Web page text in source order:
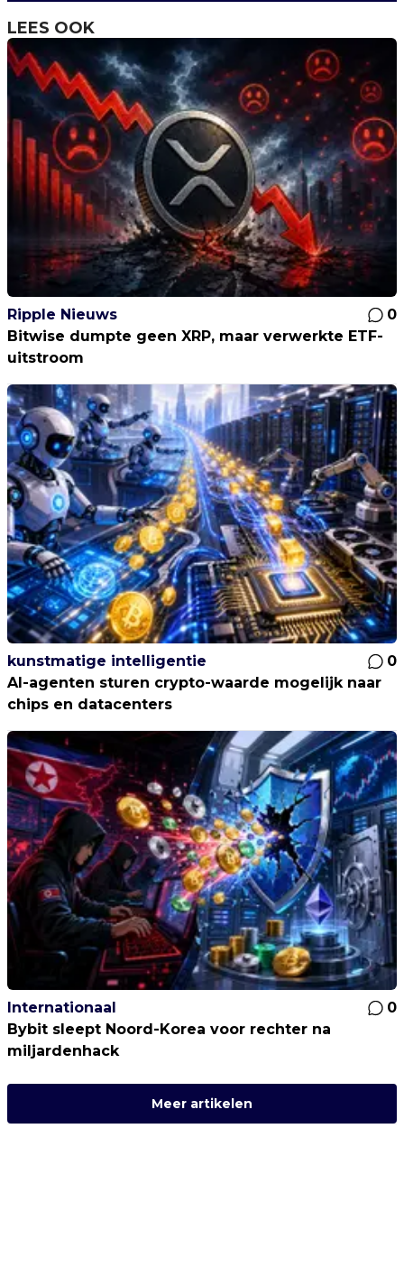
LEES OOK
Ripple Nieuws
0
Bitwise dumpte geen XRP, maar verwerkte ETF-
uitstroom
kunstmatige intelligentie
0
AI-agenten sturen crypto-waarde mogelijk naar
chips en datacenters
Internationaal
0
Bybit sleept Noord-Korea voor rechter na
miljardenhack
Meer artikelen